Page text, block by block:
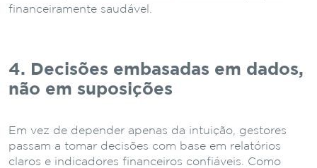
financeiramente saudável.
4. Decisões embasadas em dados,
não em suposições
Em vez de depender apenas da intuição, gestores
passam a tomar decisões com base em relatórios
claros e indicadores financeiros confiáveis. Como